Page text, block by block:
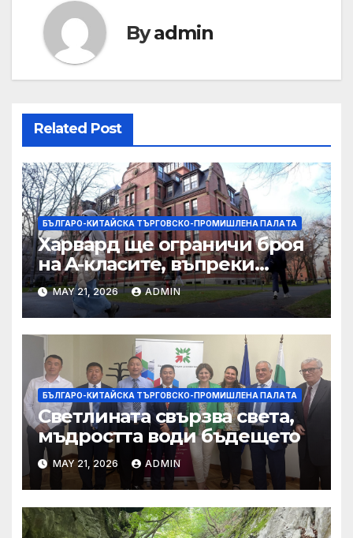
Byadmin
Related Post
БЪЛГАРО-КИТАЙСКА ТЪРГОВСКО-ПРОМИШЛЕНА ПАЛAТА
Харвард ще ограничи броя
на A-класите, въпреки
силната съпротива на
студентите
MAY 21, 2026 ADMIN
БЪЛГАРО-КИТАЙСКА ТЪРГОВСКО-ПРОМИШЛЕНА ПАЛAТА
Светлината свързва света,
мъдростта води бъдещето
MAY 21, 2026 ADMIN